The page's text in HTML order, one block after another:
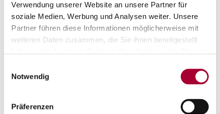
Verwendung unserer Website an unsere Partner für
soziale Medien, Werbung und Analysen weiter. Unsere
Partner führen diese Informationen möglicherweise mit
weiteren Daten zusammen, die Sie ihnen bereitgestellt
Notwendig
Präferenzen
Da der Europäische Gerichtshof für Menschenrechte (EGMR)
bisher* noch kein Urteil zum Beamt*innen-Streikrecht
gesprochen hat, dürfenBeamt*innenaufgrund ihres
besonderen Treueverhältnisses zum Staat nicht streiken.
Beamt*innen können aber an Kundgebungen und
Demonstrationen zur Unterstützung eines Arbeitskampfes
der Tarifbeschäftigten außerhalb ihrer individuellen
* Bis zum Redaktionsschluss dieser lautstark.-Ausgabe lag